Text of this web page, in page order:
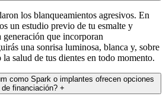
los blanqueamientos agresivos. En
un estudio previo de tu esmalte y
que incorporan
una sonrisa luminosa, blanca y, sobre
salud de tus dientes en todo momento.
como Spark o implantes ofrecen opciones
de financiación? +